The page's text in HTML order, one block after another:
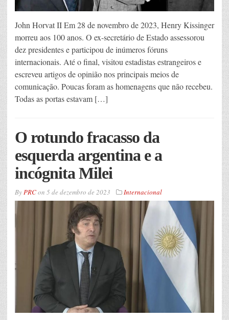
John Horvat II Em 28 de novembro de 2023, Henry Kissinger
morreu aos 100 anos. O ex-secretário de Estado assessorou
dez presidentes e participou de inúmeros fóruns
internacionais. Até o final, visitou estadistas estrangeiros e
escreveu artigos de opinião nos principais meios de
comunicação. Poucas foram as homenagens que não recebeu.
Todas as portas estavam […]
O rotundo fracasso da
esquerda argentina e a
incógnita Milei
ByPRCon 5 de dezembro de 2023 Internacional